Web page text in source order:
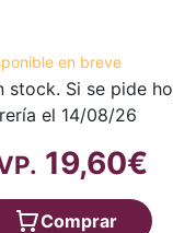
en breve
stock. Si se pide
el 14/08/26
19,60€
Comprar